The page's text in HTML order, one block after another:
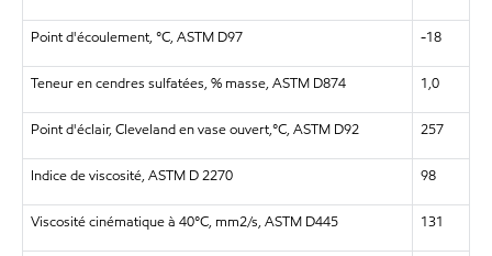
Point d'écoulement, °C, ASTM D97 -18
Teneur en cendres sulfatées, % masse, ASTM D874 1,0
Point d'éclair, Cleveland en vase ouvert,°C, ASTM D92 257
Indice de viscosité, ASTM D 2270 98
Viscosité cinématique à 40°C, mm2/s, ASTM D445 131